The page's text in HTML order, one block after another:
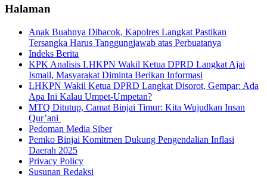
Halaman
Anak Buahnya Dibacok, Kapolres Langkat Pastikan
Tersangka Harus Tanggungjawab atas Perbuatanya
Indeks Berita
KPK Analisis LHKPN Wakil Ketua DPRD Langkat Ajai
Ismail, Masyarakat Diminta Berikan Informasi
LHKPN Wakil Ketua DPRD Langkat Disorot, Gempar: Ada
Apa Ini Kalau Umpet-Umpetan?
MTQ Ditutup, Camat Binjai Timur: Kita Wujudkan Insan
Qur’ani
Pedoman Media Siber
Pemko Binjai Komitmen Dukung Pengendalian Inflasi
Daerah 2025
Privacy Policy
Susunan Redaksi